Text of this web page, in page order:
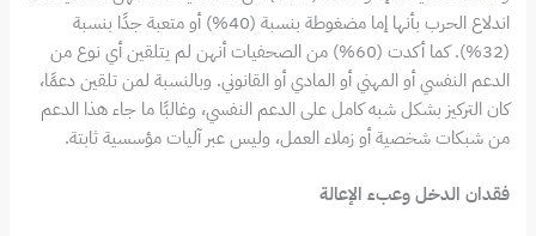
اندلاع الحرب بأنها إما مضغوطة بنسبة (40%) أو متعبة جدًا بنسبة
(32%). كما أكدت (60%) من الصحفيات أنهن لم يتلقين أي نوع من
الدعم النفسي أو المهني أو المادي أو القانوني. وبالنسبة لمن تلقين دعمًا،
كان التركيز بشكل شبه كامل على الدعم النفسي، وغالبًا ما جاء هذا الدعم
من شبكات شخصية أو زملاء العمل، وليس عبر آليات مؤسسية ثابتة.
فقدان الدخل وعبء الإعالة